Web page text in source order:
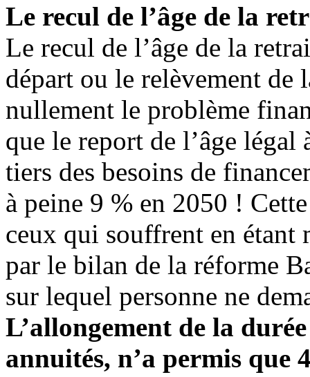
Le recul de l’âge de la
Le recul de l’âge de la
départ ou le relèvement de
nullement le problème
que le report de l’âge
tiers des besoins de
à peine 9 % en 2050 !
ceux qui souffrent en étant
par le bilan de la réforme
sur lequel personne ne
L’allongement de la
annuités, n’a permis que